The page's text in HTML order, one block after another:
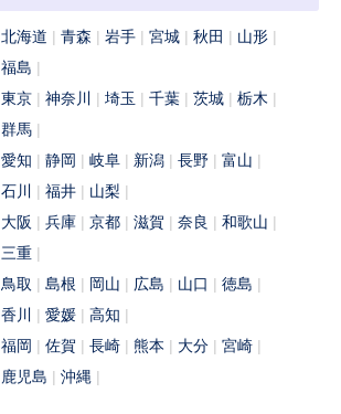
北海道 青森 岩手 宮城 秋田
山形
福島
東京 神奈川 埼玉 千葉 茨城
栃木
群馬
愛知 静岡 岐阜 新潟 長野
富山
石川
福井
山梨
大阪 兵庫 京都 滋賀 奈良
和歌山
三重
鳥取 島根 岡山 広島 山口
徳島
香川
愛媛
高知
福岡 佐賀 長崎 熊本 大分
宮崎
鹿児島
沖縄